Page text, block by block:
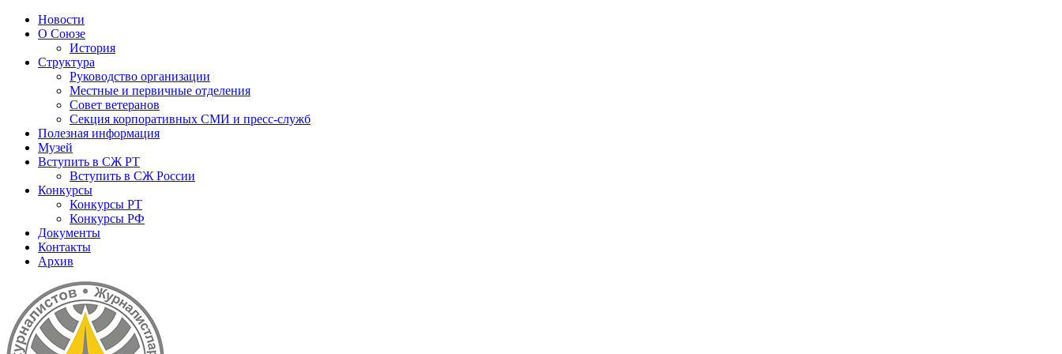
Новости
О Союзе
История
Структура
Руководство организации
Местные и первичные отделения
Совет ветеранов
Секция корпоративных СМИ и пресс-служб
Полезная информация
Музей
Вступить в СЖ РТ
Вступить в СЖ России
Конкурсы
Конкурсы РТ
Конкурсы РФ
Документы
Контакты
Архив